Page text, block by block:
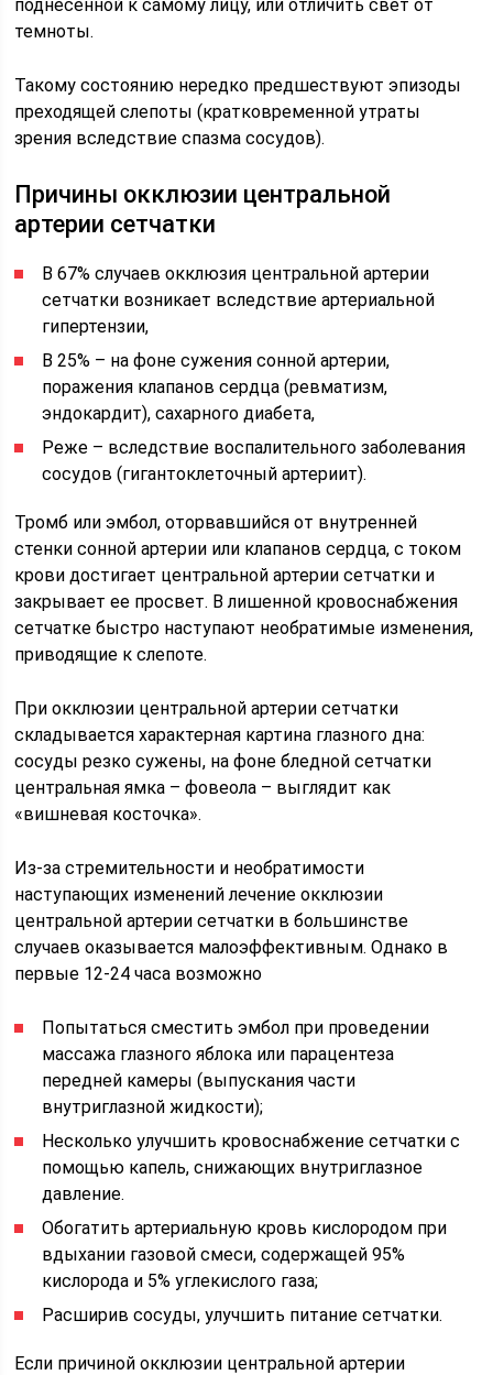
поднесенной к самому лицу, или отличить свет от
темноты.
Такому состоянию нередко предшествуют эпизоды
преходящей слепоты (кратковременной утраты
зрения вследствие спазма сосудов).
Причины окклюзии центральной
артерии сетчатки
В 67% случаев окклюзия центральной артерии
сетчатки возникает вследствие артериальной
гипертензии,
В 25% – на фоне сужения сонной артерии,
поражения клапанов сердца (ревматизм,
эндокардит), сахарного диабета,
Реже – вследствие воспалительного заболевания
сосудов (гигантоклеточный артериит).
Тромб или эмбол, оторвавшийся от внутренней
стенки сонной артерии или клапанов сердца, с током
крови достигает центральной артерии сетчатки и
закрывает ее просвет. В лишенной кровоснабжения
сетчатке быстро наступают необратимые изменения,
приводящие к слепоте.
При окклюзии центральной артерии сетчатки
складывается характерная картина глазного дна:
сосуды резко сужены, на фоне бледной сетчатки
центральная ямка – фовеола – выглядит как
«вишневая косточка».
Из-за стремительности и необратимости
наступающих изменений лечение окклюзии
центральной артерии сетчатки в большинстве
случаев оказывается малоэффективным. Однако в
первые 12-24 часа возможно
Попытаться сместить эмбол при проведении
массажа глазного яблока или парацентеза
передней камеры (выпускания части
внутриглазной жидкости);
Несколько улучшить кровоснабжение сетчатки с
помощью капель, снижающих внутриглазное
давление.
Обогатить артериальную кровь кислородом при
вдыхании газовой смеси, содержащей 95%
кислорода и 5% углекислого газа;
Расширив сосуды, улучшить питание сетчатки.
Если причиной окклюзии центральной артерии